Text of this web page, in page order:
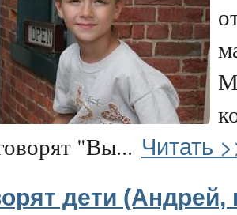
"Вы... Читать
дети (Андрей,